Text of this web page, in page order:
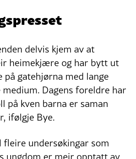
delvis kjem av at
heimekjære og har bytt ut
på gatehjørna med lange
medium. Dagens foreldre har
på kven barna er saman
ifølgje Bye.
fleire undersøkingar som